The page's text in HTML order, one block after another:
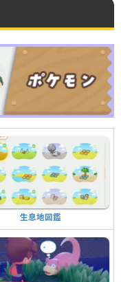
生息地図鑑